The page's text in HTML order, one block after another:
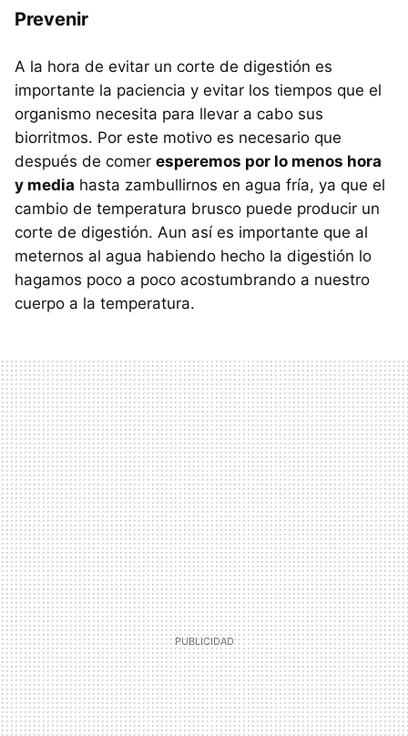
Prevenir
A la hora de evitar un corte de digestión es
importante la paciencia y evitar los tiempos que el
organismo necesita para llevar a cabo sus
biorritmos. Por este motivo es necesario que
después de comer esperemos por lo menos hora
y media hasta zambullirnos en agua fría, ya que el
cambio de temperatura brusco puede producir un
corte de digestión. Aun así es importante que al
meternos al agua habiendo hecho la digestión lo
hagamos poco a poco acostumbrando a nuestro
cuerpo a la temperatura.